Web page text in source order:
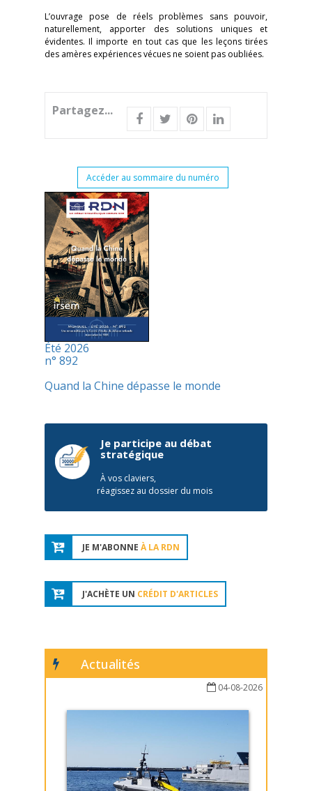
L’ouvrage pose de réels problèmes sans pouvoir,
naturellement, apporter des solutions uniques et
évidentes. Il importe en tout cas que les leçons tirées
des amères expériences vécues ne soient pas oubliées.
Partagez...
Accéder au sommaire du numéro
Été 2026
n° 892
Quand la Chine dépasse le monde
Je participe au débat
stratégique
À vos claviers,
réagissez au dossier du mois
JE M'ABONNE À LA RDN
J'ACHÈTE UN CRÉDIT D'ARTICLES
Actualités
04-08-2026